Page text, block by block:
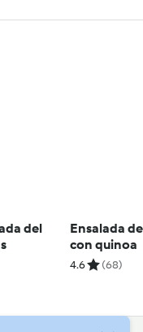
del
Ensalada
con quinoa
4.6 (68)